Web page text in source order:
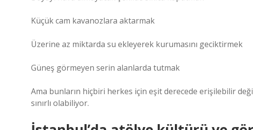
Küçük cam kavanozlara aktarmak
Üzerine az miktarda su ekleyerek kurumasını geciktirmek
Güneş görmeyen serin alanlarda tutmak
Ama bunların hiçbiri herkes için eşit derecede erişilebilir
sınırlı olabiliyor.